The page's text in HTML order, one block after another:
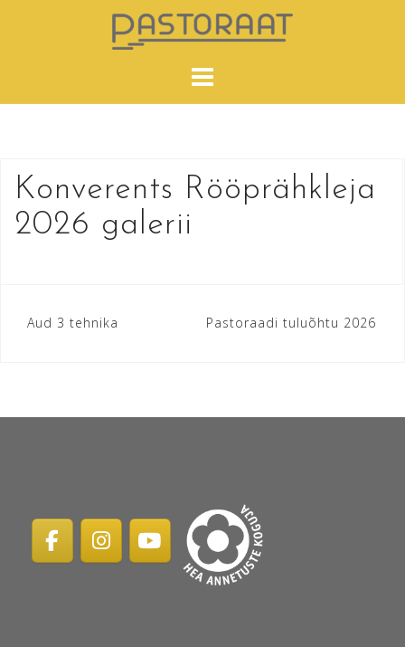
Konverents Rööprähkleja
2026 galerii
Navigeerimine
Aud 3 tehnika Pastoraadi tuluõhtu 2026